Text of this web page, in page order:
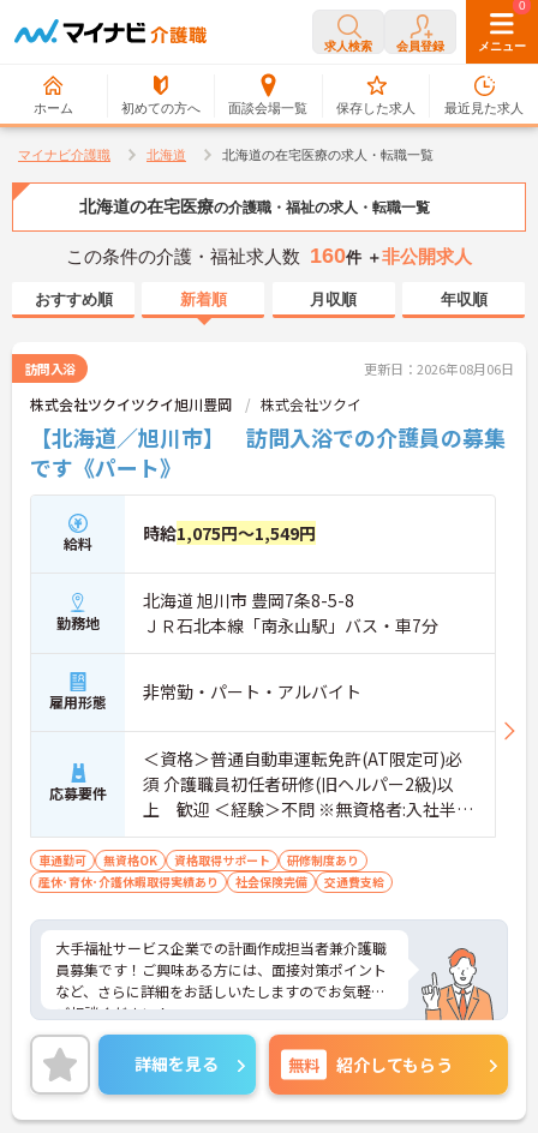
求人検索 会員登録 メニュー
ホーム 初めての方へ 面談会場一覧
0
保存した求人
0
最近見た求人
マイナビ介護職 北海道 北海道の在宅医療の求人・転職一覧
北海道の在宅医療の介護職・福祉の求人・転職一覧
この条件の介護・福祉求人数 160件 ＋非公開求人
おすすめ順 新着順 月収順 年収順
訪問入浴 更新日：2026年08月06日
株式会社ツクイツクイ旭川豊岡 株式会社ツクイ
【北海道／旭川市】 訪問入浴での介護員の募集
です《パート》
給料 時給1,075円～1,549円
勤務地
北海道 旭川市 豊岡7条8-5-8
ＪＲ石北本線「南永山駅」バス・車7分
雇用形態 非常勤・パート・アルバイト
応募要件
＜資格＞普通自動車運転免許(AT限定可)必
須 介護職員初任者研修(旧ヘルパー2級)以
上 歓迎 ＜経験＞不問 ※無資格者:入社半年
以内に会社負担で認知症介護基礎研修受講
車通勤可 無資格OK 資格取得サポート
研修制度あり
産休･育休･介護休暇取得実績あり
社会保険完備 交通費支給
大手福祉サービス企業での計画作成担当者兼介護職
員募集です！ご興味ある方には、面接対策ポイント
など、さらに詳細をお話しいたしますのでお気軽に
ご相談ください！
詳細を見る 無料 紹介してもらう